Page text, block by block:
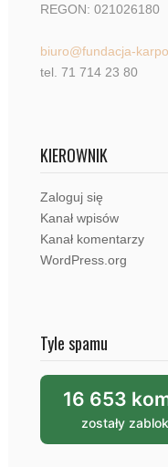
REGON: 021026180
biuro@fundacja-
tel. 71 714 23 80
KIEROWNIK
Zaloguj się
Kanał wpisów
Kanał komentarzy
WordPress.org
Tyle spamu
16 653
zostały